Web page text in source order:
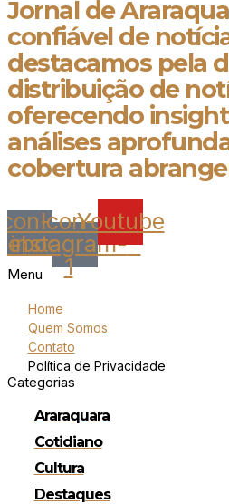
Jornal de
confiável de
destacamos pela
distribuição de
oferecendo
análises
cobertura
Icon-
instagram-
1
Youtube
Menu
Home
Quem Somos
Contato
Política de Privacidade
Categorias
Araraquara
Cotidiano
Cultura
Destaques